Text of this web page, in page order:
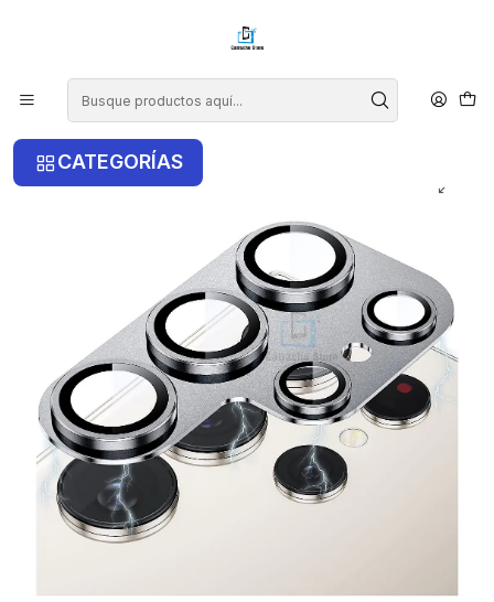
CATEGORÍAS
Inicio Samsung
Samsung S23 Ultra
Lamina Para Camara de Aluminio Para Samsung S23 Ultra